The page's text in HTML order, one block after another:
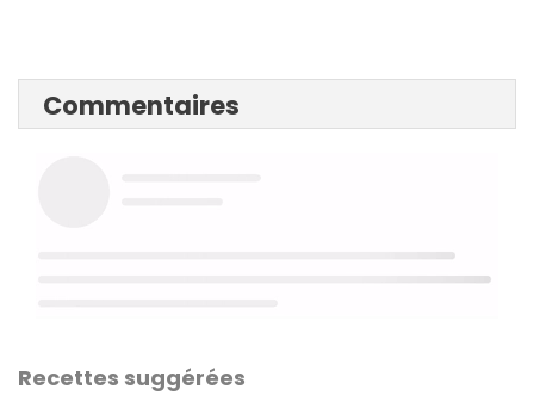
Commentaires
Recettes suggérées